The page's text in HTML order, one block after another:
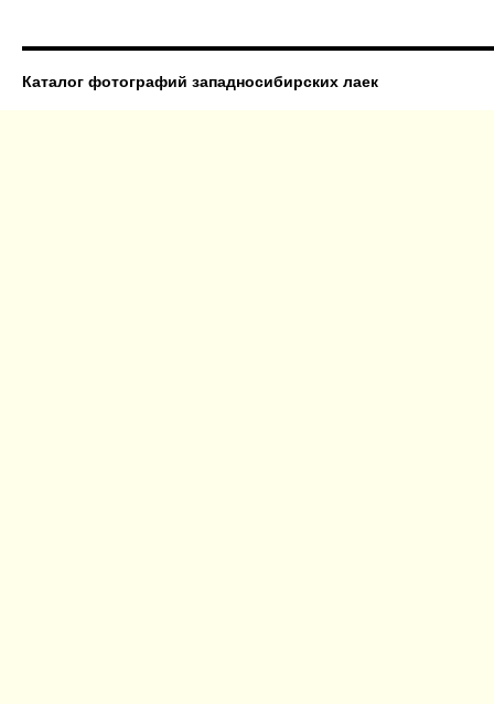
Каталог фотографий западносибирских лаек